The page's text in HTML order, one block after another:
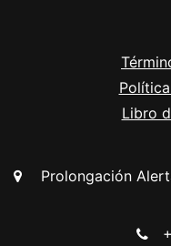
Libro
Prolongación